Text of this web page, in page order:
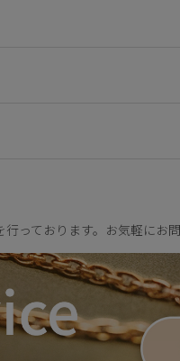
重ねて。
っております。お気軽にお